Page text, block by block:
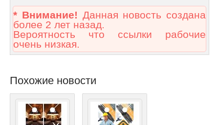
* Внимание! Данная новость создана
более 2 лет назад.
Вероятность что ссылки рабочие
очень низкая.
Похожие новости